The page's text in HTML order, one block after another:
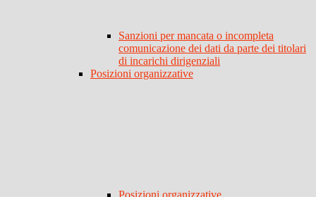
Sanzioni per mancata o incompleta
comunicazione dei dati da parte dei titolari
di incarichi dirigenziali
Posizioni organizzative